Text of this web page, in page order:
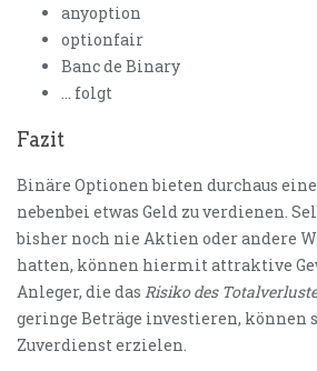
anyoption
optionfair
Banc de Binary
… folgt
Fazit
Binäre Optionen bieten durchaus
nebenbei etwas Geld zu verdienen.
bisher noch nie Aktien oder andere
hatten, können hiermit attraktive
Anleger, die das Risiko des
geringe Beträge investieren, können
Zuverdienst erzielen.